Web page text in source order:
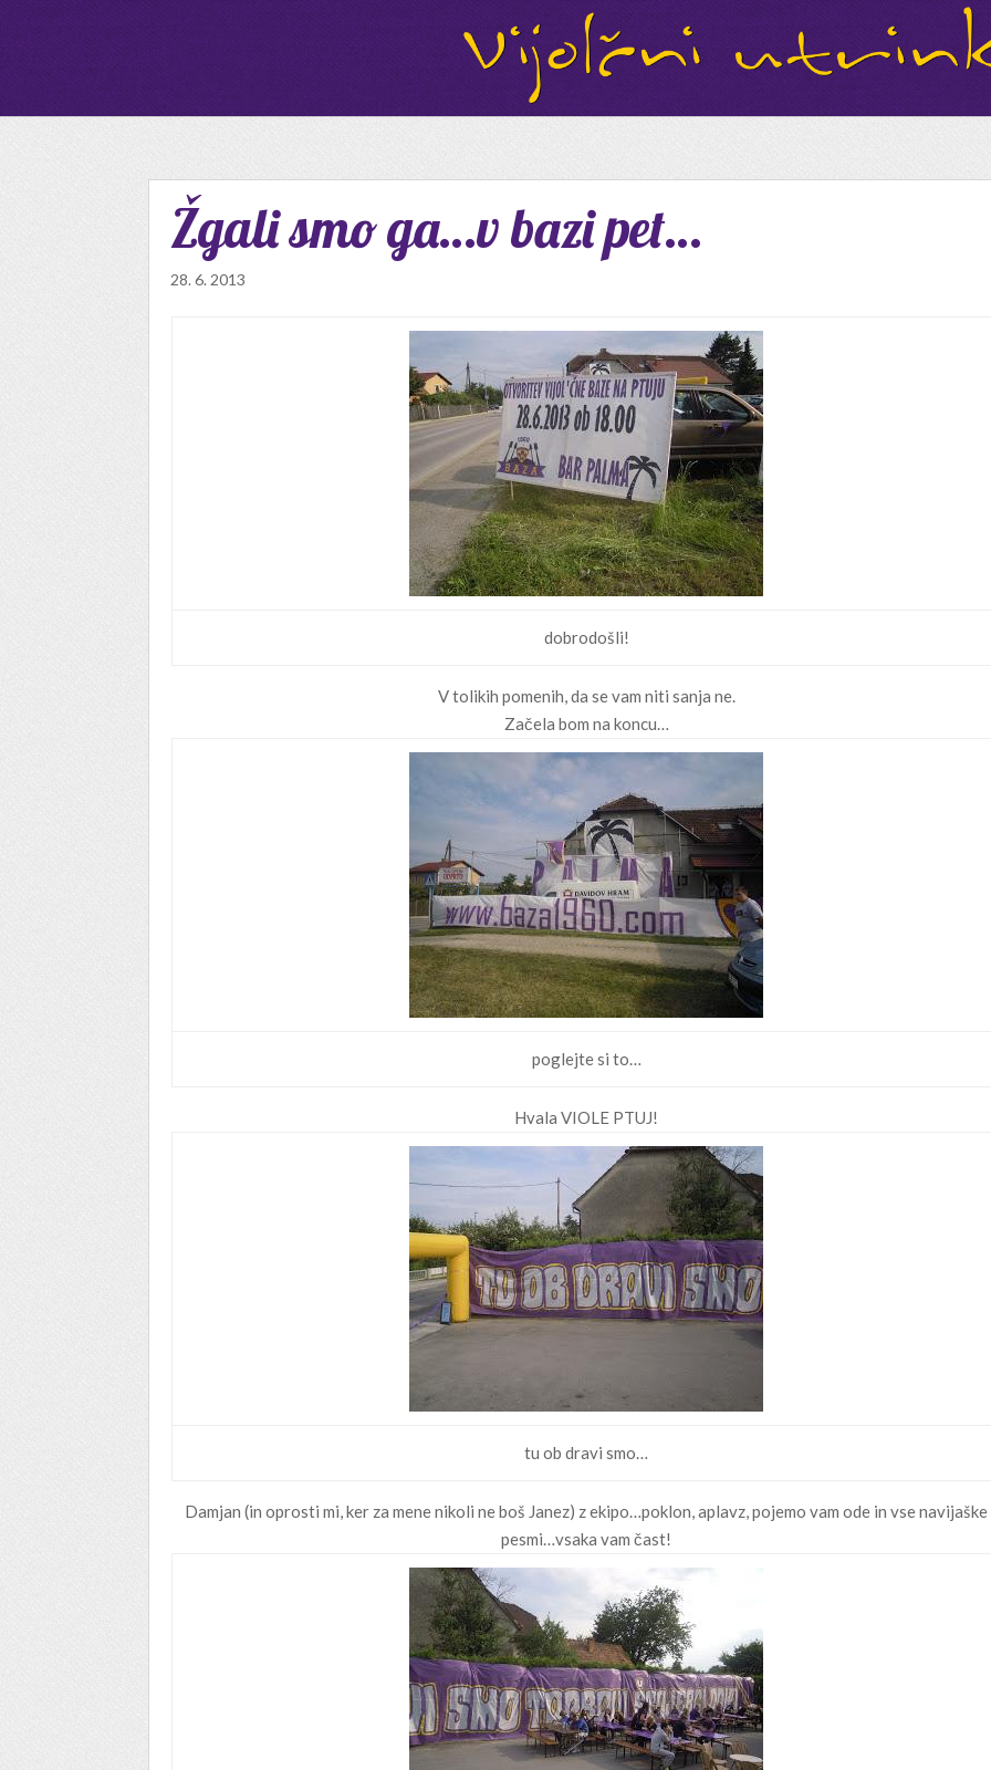
Žgali smo ga…v bazi pet…
28. 6. 2013
dobrodošli!
V tolikih pomenih, da se vam niti sanja ne.
Začela bom na koncu…
poglejte si to…
Hvala VIOLE PTUJ!
tu ob dravi smo…
Damjan (in oprosti mi, ker za mene nikoli ne boš Janez) z ekipo…poklon, aplavz, pojemo vam ode in vse navijaške
pesmi…vsaka vam čast!